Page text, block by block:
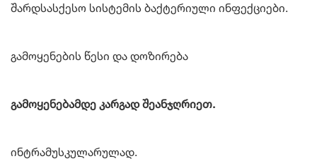
შარდსასქესო სისტემის ბაქტერიული ინფექციები.
გამოყენების წესი და დოზირება
გამოყენებამდე კარგად შეანჯღრიეთ.
ინტრამუსკულარულად.